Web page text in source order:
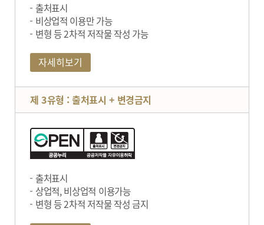
출처표시
비상업적 이용만 가능
변형 등 2차적 저작물 작성 가능
자세히보기
제 3유형 : 출처표시 + 변경금지
출처표시
상업적, 비상업적 이용가능
변형 등 2차적 저작물 작성 금지